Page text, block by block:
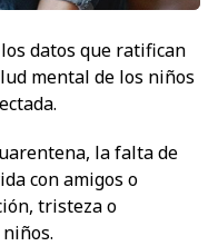
datos que ratifican
mental de los niños
la falta de
con amigos o
tristeza o